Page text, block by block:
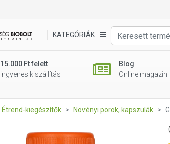
KATEGÓRIÁK
15.000 Ft felett
ingyenes kiszállítás
Blog
Online magazin
Étrend-kiegészítők Növényi porok, kapszulák